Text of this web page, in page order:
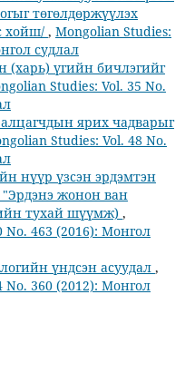
төгөлдөржүүлэх
хойш/ , Mongolian Studies:
судлал
(харь) үгийн бичлэгийг
Studies: Vol. 35 No.
ярих чадварыг
Studies: Vol. 48 No.
нүүр үзсэн эрдэмтэн
жонон ван
тухай шүүмж) ,
No. 463 (2016): Монгол
үндсэн асуудал ,
No. 360 (2012): Монгол